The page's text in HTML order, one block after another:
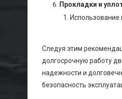
Прокладки и
Использование
Следуя этим
долгосрочную работу
надежности и
безопасность